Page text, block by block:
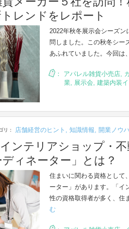
レンドをレポート
2022年秋冬展示会シーズ
問しました。この秋冬シー
あふれていました。今回は
： アパレル雑貨小売店,
業, 展示会, 建築内装
リ： 店舗経営のヒント , 知識情報, 開業ノウ
ンテリアショップ・
ィネーター」とは？
住まいに関わる資格として
ーター」があります。「イ
性の資格取得者が多く、住
む